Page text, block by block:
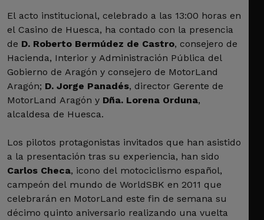
El acto institucional, celebrado a las 13:00 horas en
el Casino de Huesca, ha contado con la presencia
de D. Roberto Bermúdez de Castro, consejero de
Hacienda, Interior y Administración Pública del
Gobierno de Aragón y consejero de MotorLand
Aragón; D. Jorge Panadés, director Gerente de
MotorLand Aragón y Dña. Lorena Orduna,
alcaldesa de Huesca.
Los pilotos protagonistas invitados que han asistido
a la presentación tras su experiencia, han sido
Carlos Checa, icono del motociclismo español,
campeón del mundo de WorldSBK en 2011 que
celebrarán en MotorLand este fin de semana su
décimo quinto aniversario realizando una vuelta